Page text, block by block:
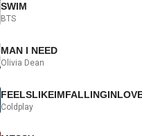
SWIM
BTS
MAN I NEED
Olivia Dean
Coldplay